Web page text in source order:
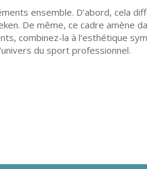
ensemble. D’abord, cela
De même, ce cadre amène
combinez-la à l’esthétique
du sport professionnel.